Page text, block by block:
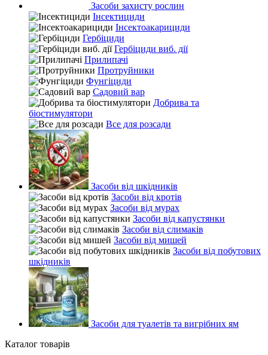
Засоби захисту рослин
Інсектициди
Інсектоакарициди
Гербіциди
Гербіциди виб. дії
Прилипачі
Протруйники
Фунгіциди
Садовий вар
Добрива та
біостимулятори
Все для розсади
Засоби від шкідників
Засоби від кротів
Засоби від мурах
Засоби від капустянки
Засоби від слимаків
Засоби від мишей
Засоби від побутових
шкідників
Засоби для туалетів та вигрібних ям
Каталог товарів